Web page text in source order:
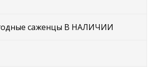
саженцы В НАЛИЧИИ